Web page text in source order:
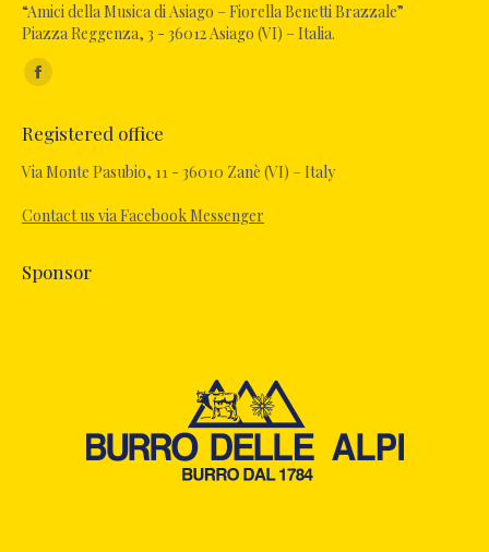
“Amici della Musica di Asiago – Fiorella Benetti Brazzale”
Piazza Reggenza, 3 - 36012 Asiago (VI) – Italia.
Find us on:
Facebook
opens
in
window
Registered office
Via Monte Pasubio, 11 - 36010 Zanè (VI) – Italy
Contact us via Facebook Messenger
Sponsor